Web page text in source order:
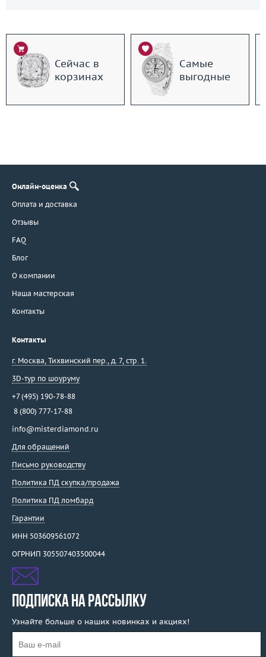
Сейчас в
корзинах
Самые
выгодные
Онлайн-оценка
Оплата и доставка
Отзывы
FAQ
Блог
О компании
Наша мастерская
Контакты
Контакты
г. Москва, Тихвинский пер., д. 7, стр. 1.
3D-тур по шоуруму
+7 (495) 190-78-88
8 (800) 777-17-88
info@misterdiamond.ru
Для обращений
Письмо руководству
Политика ПД скупка/продажа
Политика ПД ломбард
Гарантии
ИНН 503609561072
ОГРНИП 305507403500044
ПОДПИСКА НА РАССЫЛКУ
Узнайте больше о наших новинках и акциях!